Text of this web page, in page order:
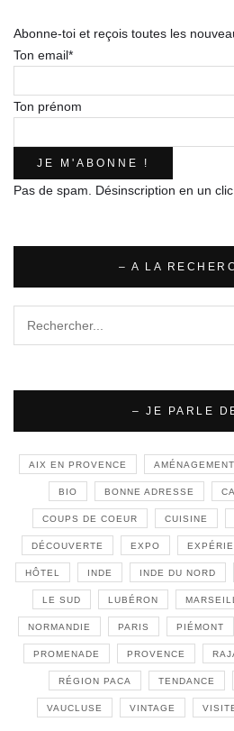
Abonne-toi et reçois toutes les
Ton email*
Ton prénom
Pas de spam. Désinscription en un
– A LA
– JE PARLE
AIX EN PROVENCE AMÉNAGEMENT
BIO BONNE ADRESSE
COUPS DE COEUR CUISINE
DÉCOUVERTE EXPO
HÔTEL INDE INDE DU NORD
LE SUD LUBÉRON
NORMANDIE PARIS PIÉMONT
PROMENADE PROVENCE
RÉGION PACA TENDANCE
VAUCLUSE VINTAGE